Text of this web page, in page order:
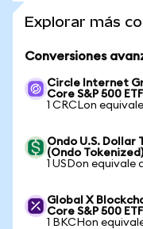
Explorar más
Conversiones
Circle Internet
Core S&P 500
1 CRCLon
Ondo U.S. Dollar
(Ondo Tokenized)
1 USDon equivale
Global X
Core S&P 500
1 BKCHon